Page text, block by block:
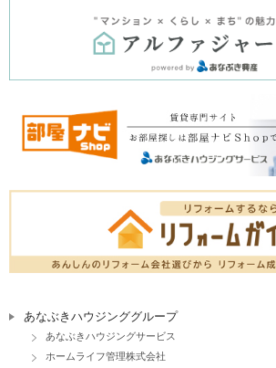
あなぶきハウジンググループ
あなぶきハウジングサービス
ホームライフ管理株式会社